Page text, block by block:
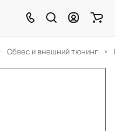
Обвес и внешний тюнинг